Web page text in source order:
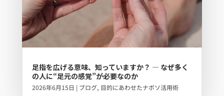
足指を広げる意味、知っていますか？ ― なぜ多く
の人に“足元の感覚”が必要なのか
2026年6月15日 | ブログ, 目的にあわせたナボソ活用術